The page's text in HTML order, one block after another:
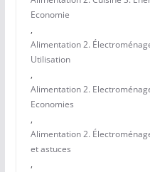
Economie
,
Alimentation 2.
Utilisation
,
Alimentation 2.
Economies
,
Alimentation 2.
et astuces
,